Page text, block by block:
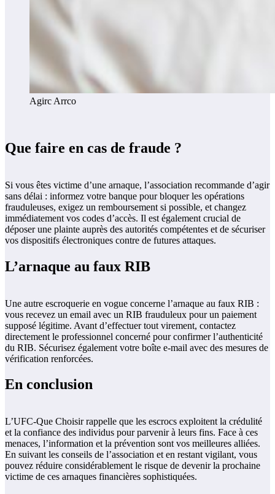
Agirc Arrco
Que faire en cas de fraude ?
Si vous êtes victime d’une arnaque, l’association recommande d’agir
sans délai : informez votre banque pour bloquer les opérations
frauduleuses, exigez un remboursement si possible, et changez
immédiatement vos codes d’accès. Il est également crucial de
déposer une plainte auprès des autorités compétentes et de sécuriser
vos dispositifs électroniques contre de futures attaques.
L’arnaque au faux RIB
Une autre escroquerie en vogue concerne l’arnaque au faux RIB :
vous recevez un email avec un RIB frauduleux pour un paiement
supposé légitime. Avant d’effectuer tout virement, contactez
directement le professionnel concerné pour confirmer l’authenticité
du RIB. Sécurisez également votre boîte e-mail avec des mesures de
vérification renforcées.
En conclusion
L’UFC-Que Choisir rappelle que les escrocs exploitent la crédulité
et la confiance des individus pour parvenir à leurs fins. Face à ces
menaces, l’information et la prévention sont vos meilleures alliées.
En suivant les conseils de l’association et en restant vigilant, vous
pouvez réduire considérablement le risque de devenir la prochaine
victime de ces arnaques financières sophistiquées.